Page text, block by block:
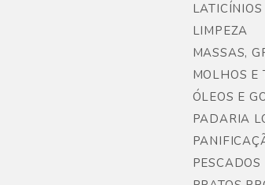
LATICÍNIOS
LIMPEZA
MASSAS,
MOLHOS E
ÓLEOS E
PADARIA
PESCADOS